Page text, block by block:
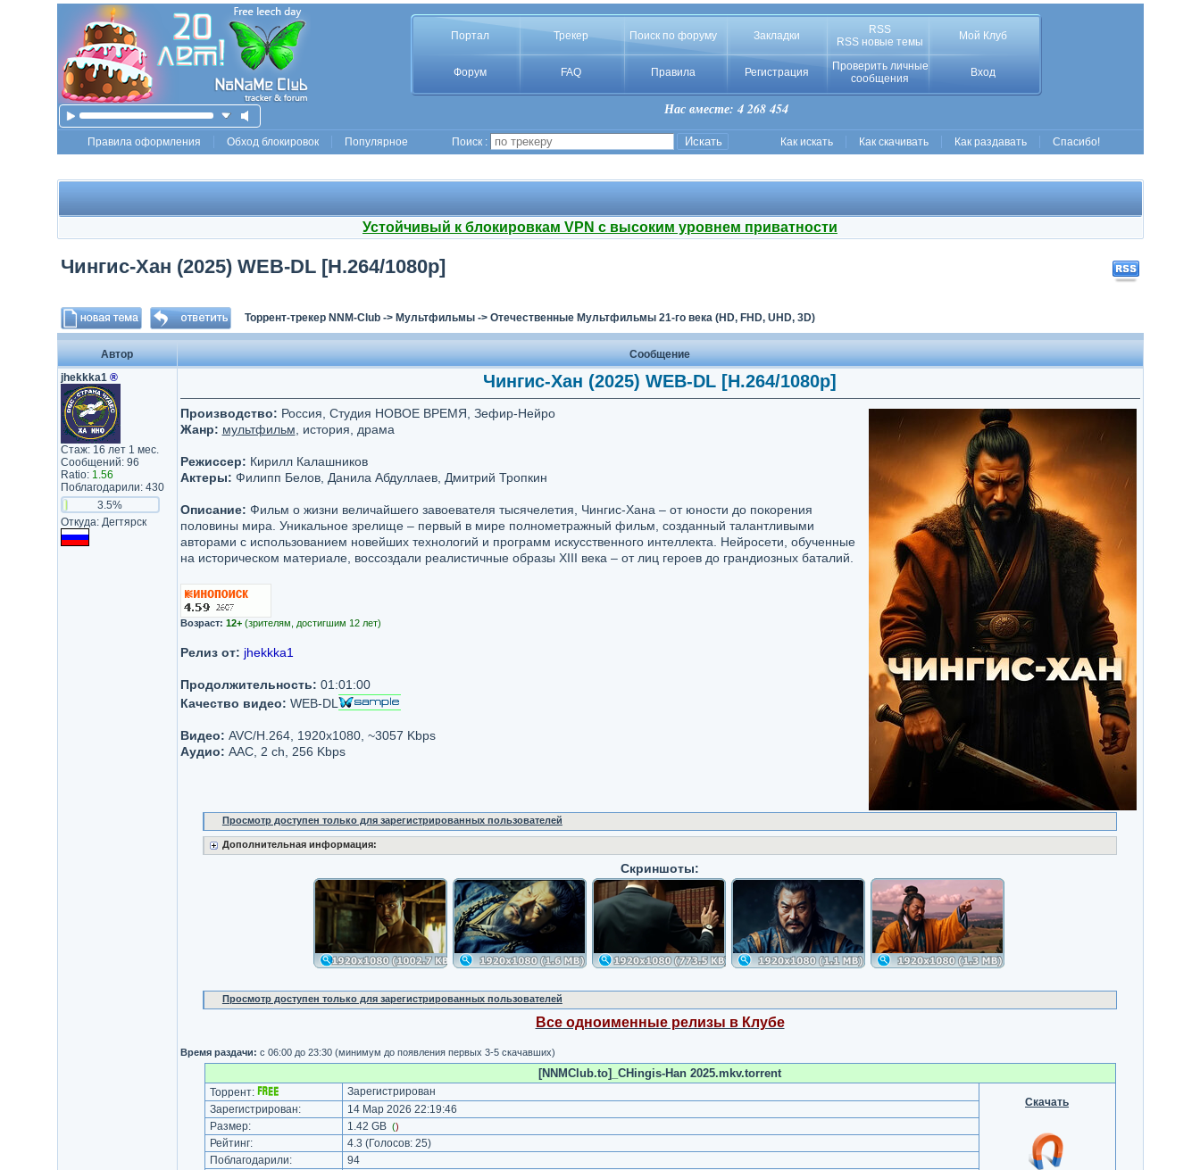
Портал Трекер Поиск по форуму Закладки
RSS
RSS новые темы
Мой Клуб
Форум FAQ Правила Регистрация
Проверить личные
сообщения
Вход
Нас вместе: 4 268 454
Правила оформления Обход блокировок Популярное Поиск : Как искать Как скачивать Как раздавать Спасибо!
Устойчивый к блокировкам VPN с высоким уровнем приватности
Чингис-Хан (2025) WEB-DL [H.264/1080p]
Торрент-трекер NNM-Club-> Мультфильмы-> Отечественные Мультфильмы 21-го века (HD, FHD, UHD, 3D)
Автор
Сообщение
jhekkka1 ®
Стаж: 16 лет 1 мес.
Сообщений: 96
Ratio: 1.56
Поблагодарили: 430
3.5%
Откуда: Дегтярск
Чингис-Хан (2025) WEB-DL [H.264/1080p]
Производство: Россия, Студия НОВОЕ ВРЕМЯ, Зефир-Нейро
Жанр: мультфильм , история, драма
Режиссер: Кирилл Калашников
Актеры: Филипп Белов, Данила Абдуллаев, Дмитрий Тропкин
Описание: Фильм о жизни величайшего завоевателя тысячелетия, Чингис-Хана – от юности до покорения
половины мира. Уникальное зрелище – первый в мире полнометражный фильм, созданный талантливыми
авторами с использованием новейших технологий и программ искусственного интеллекта. Нейросети, обученные
на историческом материале, воссоздали реалистичные образы XIII века – от лиц героев до грандиозных баталий.
Возраст: 12+(зрителям, достигшим 12 лет)
Релиз от: jhekkka1
Продолжительность: 01:01:00
Качество видео: WEB-DL
Видео: AVC/H.264, 1920x1080, ~3057 Kbps
Аудио: AAC, 2 ch, 256 Kbps
Просмотр доступен только для зарегистрированных пользователей
Дополнительная информация:
Скриншоты:
Просмотр доступен только для зарегистрированных пользователей
Все одноименные релизы в Клубе
Время раздачи: с 06:00 до 23:30 (минимум до появления первых 3-5 скачавших)
[NNMClub.to]_CHingis-Han 2025.mkv.torrent
Торрент:
Зарегистрирован
Скачать
Зарегистрирован:
14 Мар 2026 22:19:46
Размер:
1.42 GB ()
Рейтинг: 4.3 (Голосов: 25)
Поблагодарили:
94